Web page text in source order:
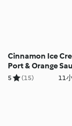
Cinnamon Ice
Port & Orange
5 (15) 11